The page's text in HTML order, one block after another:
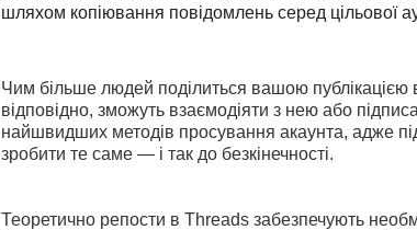
шляхом копіювання повідомлень серед цільової
Чим більше людей поділиться вашою публікацією
відповідно, зможуть взаємодіяти з нею або
найшвидших методів просування акаунта, адже
зробити те саме — і так до безкінечності.
Теоретично репости в Threads забезпечують